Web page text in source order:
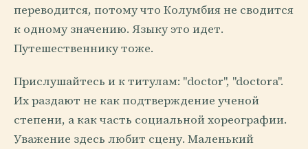
переводится, потому что Колумбия не сводится
к одному значению. Языку это идет.
Путешественнику тоже.
Прислушайтесь и к титулам: "doctor", "doctora".
Их раздают не как подтверждение ученой
степени, а как часть социальной хореографии.
Уважение здесь любит сцену. Маленький